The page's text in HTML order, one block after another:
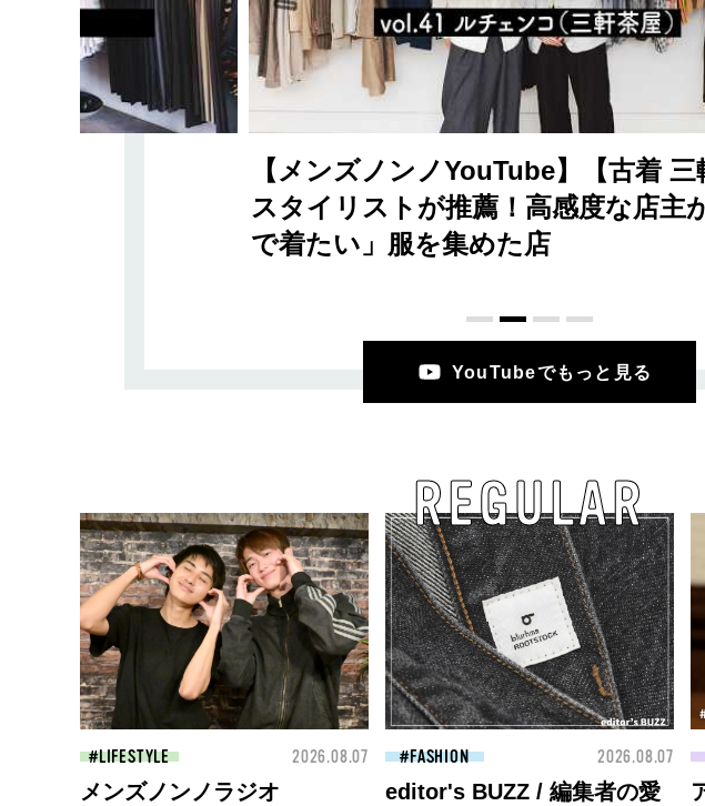
【メンズノンノYouTube】【古着 三
スタイリストが推薦！高感度な店主
で着たい」服を集めた店
YouTubeでもっと見る
REGULAR
LIFESTYLE 2026.08.07
メンズノンノラジオ
FASHION 2026.08.07
editor's BUZZ / 編集者の愛